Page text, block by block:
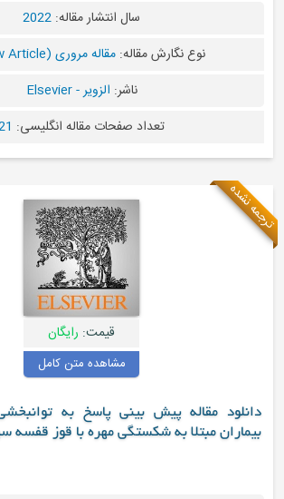
سال انتشار مقاله:2022
نوع نگارش مقاله:مقاله مروری (Review Article)
الزویر - Elsevier
تعداد صفحات مقاله انگلیسی: 21
رایگان
مشاهده متن کامل
مقاله پیش بینی پاسخ به توانبخشی
مبتلا به شکستگی مهره با قوز قفسه سینه